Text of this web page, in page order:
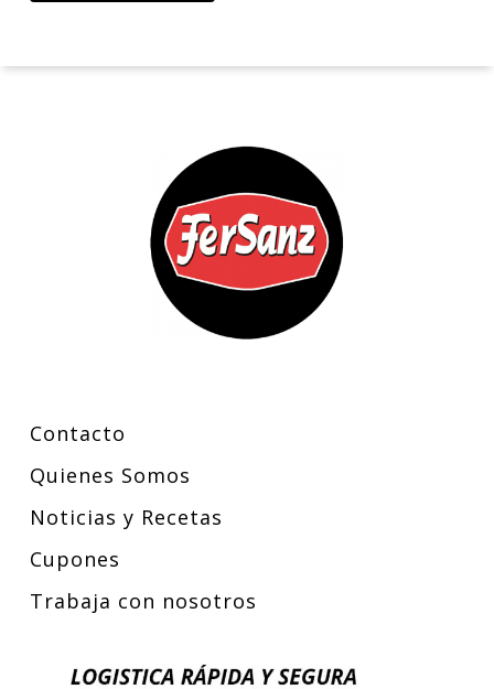
Contacto
Quienes Somos
Noticias y Recetas
Cupones
Trabaja con nosotros